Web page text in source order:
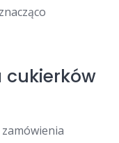
cukierków